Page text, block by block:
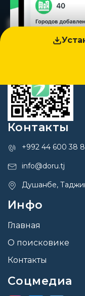
Контакты
+992 44 600 38
info@doru.tj
Душанбе,
Инфо
Главная
О поисковике
Контакты
Соцмедиа